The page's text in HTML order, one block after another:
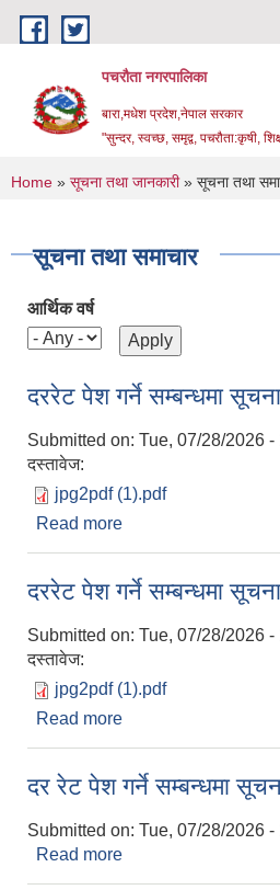
Skip to main content
पचरौता नगरपालिका
बारा,मधेश प्रदेश,नेपाल सरकार
"सुन्दर, स्वच्छ, समृद्व, पचरौता:कृषी,
You are here
Home » सूचना तथा जानकारी» सूचना तथा
सूचना तथा समाचार
आर्थिक वर्ष
दररेट पेश गर्ने सम्बन्धमा सूचना
Submitted on: Tue, 07/28/2026 -
दस्तावेज:
jpg2pdf (1).pdf
Read more
दररेट पेश गर्ने सम्बन्धमा सूचना
Submitted on: Tue, 07/28/2026 -
दस्तावेज:
jpg2pdf (1).pdf
Read more
दर रेट पेश गर्ने सम्बन्धमा
Submitted on: Tue, 07/28/2026 -
Read more